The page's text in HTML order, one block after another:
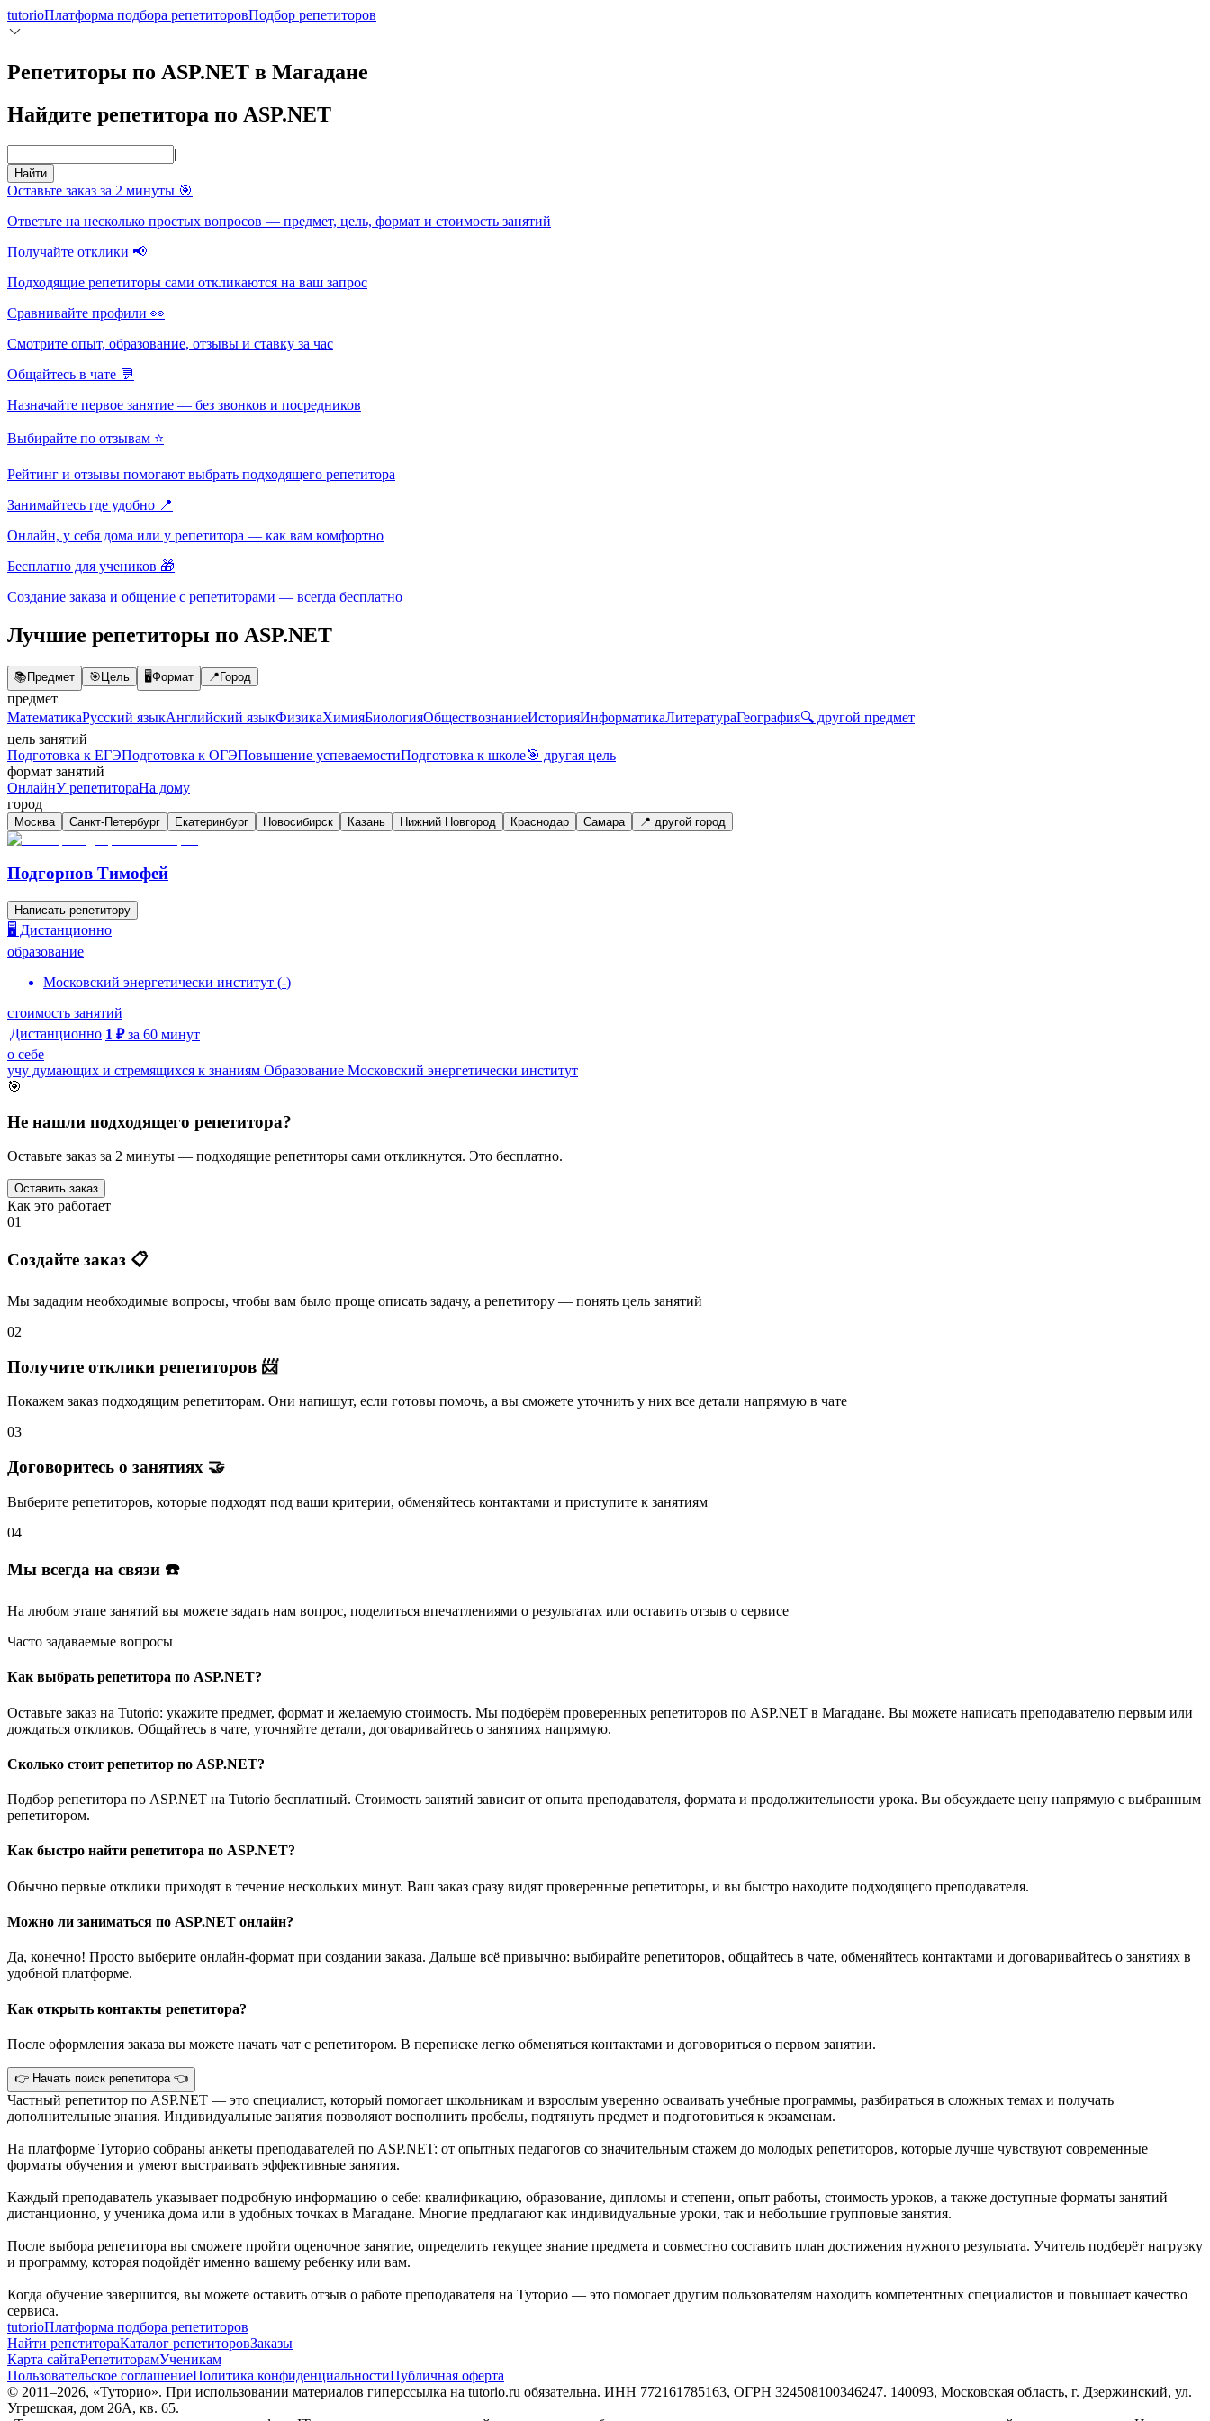
tutorioПлатформа подбора репетиторовПодбор репетиторов
Репетиторы по ASP.NET в Магадане
Найдите репетитора по ASP.NET
|
Найти
Оставьте заказ за 2 минуты 🎯
Ответьте на несколько простых вопросов — предмет, цель, формат и стоимость занятий
Получайте отклики 📢
Подходящие репетиторы сами откликаются на ваш запрос
Сравнивайте профили 👀
Смотрите опыт, образование, отзывы и ставку за час
Общайтесь в чате 💬
Назначайте первое занятие — без звонков и посредников
Выбирайте по отзывам ⭐
Рейтинг и отзывы помогают выбрать подходящего репетитора
Занимайтесь где удобно 📍
Онлайн, у себя дома или у репетитора — как вам комфортно
Бесплатно для учеников 🎁
Создание заказа и общение с репетиторами — всегда бесплатно
Лучшие репетиторы по ASP.NET
📚Предмет 🎯Цель 🖥️Формат 📍Город
предмет
МатематикаРусский языкАнглийский языкФизикаХимияБиологияОбществознаниеИсторияИнформатикаЛитератураГеография🔍 другой предмет
цель занятий
Подготовка к ЕГЭПодготовка к ОГЭПовышение успеваемостиПодготовка к школе🎯 другая цель
формат занятий
ОнлайнУ репетитораНа дому
город
Москва Санкт-Петербург Екатеринбург Новосибирск Казань Нижний Новгород Краснодар Самара 📍 другой город
Подгорнов Тимофей
Написать репетитору
🖥️ Дистанционно
образование
Московский энергетически институт (-)
стоимость занятий
Дистанционно 1 ₽ за 60 минут
о себе
учу думающих и стремящихся к знаниям Образование Московский энергетически институт
🎯
Не нашли подходящего репетитора?
Оставьте заказ за 2 минуты — подходящие репетиторы сами откликнутся. Это бесплатно.
Оставить заказ
Как это работает
01
Создайте заказ 📋
Мы зададим необходимые вопросы, чтобы вам было проще описать задачу, а репетитору — понять цель занятий
02
Получите отклики репетиторов 📨
Покажем заказ подходящим репетиторам. Они напишут, если готовы помочь, а вы сможете уточнить у них все детали напрямую в чате
03
Договоритесь о занятиях 🤝
Выберите репетиторов, которые подходят под ваши критерии, обменяйтесь контактами и приступите к занятиям
04
Мы всегда на связи ☎️
На любом этапе занятий вы можете задать нам вопрос, поделиться впечатлениями о результатах или оставить отзыв о сервисе
Часто задаваемые вопросы
Как выбрать репетитора по ASP.NET?
Оставьте заказ на Tutorio: укажите предмет, формат и желаемую стоимость. Мы подберём проверенных репетиторов по ASP.NET в Магадане. Вы можете написать преподавателю первым или
дождаться откликов. Общайтесь в чате, уточняйте детали, договаривайтесь о занятиях напрямую.
Сколько стоит репетитор по ASP.NET?
Подбор репетитора по ASP.NET на Tutorio бесплатный. Стоимость занятий зависит от опыта преподавателя, формата и продолжительности урока. Вы обсуждаете цену напрямую с выбранным
репетитором.
Как быстро найти репетитора по ASP.NET?
Обычно первые отклики приходят в течение нескольких минут. Ваш заказ сразу видят проверенные репетиторы, и вы быстро находите подходящего преподавателя.
Можно ли заниматься по ASP.NET онлайн?
Да, конечно! Просто выберите онлайн-формат при создании заказа. Дальше всё привычно: выбирайте репетиторов, общайтесь в чате, обменяйтесь контактами и договаривайтесь о занятиях в
удобной платформе.
Как открыть контакты репетитора?
После оформления заказа вы можете начать чат с репетитором. В переписке легко обменяться контактами и договориться о первом занятии.
👉 Начать поиск репетитора 👈
Частный репетитор по ASP.NET — это специалист, который помогает школьникам и взрослым уверенно осваивать учебные программы, разбираться в сложных темах и получать
дополнительные знания. Индивидуальные занятия позволяют восполнить пробелы, подтянуть предмет и подготовиться к экзаменам.
На платформе Туторио собраны анкеты преподавателей по ASP.NET: от опытных педагогов со значительным стажем до молодых репетиторов, которые лучше чувствуют современные
форматы обучения и умеют выстраивать эффективные занятия.
Каждый преподаватель указывает подробную информацию о себе: квалификацию, образование, дипломы и степени, опыт работы, стоимость уроков, а также доступные форматы занятий —
дистанционно, у ученика дома или в удобных точках в Магадане. Многие предлагают как индивидуальные уроки, так и небольшие групповые занятия.
После выбора репетитора вы сможете пройти оценочное занятие, определить текущее знание предмета и совместно составить план достижения нужного результата. Учитель подберёт нагрузку
и программу, которая подойдёт именно вашему ребенку или вам.
Когда обучение завершится, вы можете оставить отзыв о работе преподавателя на Туторио — это помогает другим пользователям находить компетентных специалистов и повышает качество
сервиса.
tutorioПлатформа подбора репетиторов
Найти репетитораКаталог репетиторовЗаказы
Карта сайтаРепетиторамУченикам
Пользовательское соглашениеПолитика конфиденциальностиПубличная оферта
© 2011–2026, «Туторио». При использовании материалов гиперссылка на tutorio.ru обязательна. ИНН 772161785163, ОГРН 324508100346247. 140093, Московская область, г. Дзержинский, ул.
Угрешская, дом 26А, кв. 65.